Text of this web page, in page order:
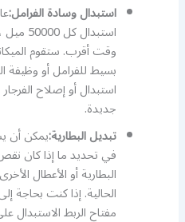
استبدال وسادة الفرامل:
وقت أقرب. ستقوم
بسيط للفرامل أو وظيفة
استبدال أو إصلاح
جديدة.
تبديل البطارية:يمكن أن
في تحديد ما إذا كان
البطارية أو الأعطال
الحالية. إذا كنت بحاجة
مفتاح الربط الاستبدال